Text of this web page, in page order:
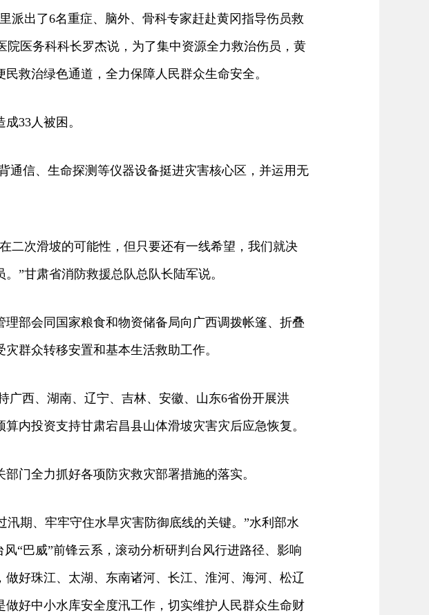
出了6名重症、脑外、骨科专家赶赴黄冈指导伤员救
院医务科科长罗杰说，为了集中资源全力救治伤员，黄
救治绿色通道，全力保障人民群众生命安全。
33人被困。
信、生命探测等仪器设备挺进灾害核心区，并运用无
次滑坡的可能性，但只要还有一线希望，我们就决
”甘肃省消防救援总队总队长陆军说。
部会同国家粮食和物资储备局向广西调拨帐篷、折叠
群众转移安置和基本生活救助工作。
西、湖南、辽宁、吉林、安徽、山东6省份开展洪
内投资支持甘肃宕昌县山体滑坡灾害灾后应急恢复。
全力抓好各项防灾救灾部署措施的落实。
期、牢牢守住水旱灾害防御底线的关键。”水利部水
“巴威”前锋云系，滚动分析研判台风行进路径、影响
好珠江、太湖、东南诸河、长江、淮河、海河、松辽
好中小水库安全度汛工作，切实维护人民群众生命财